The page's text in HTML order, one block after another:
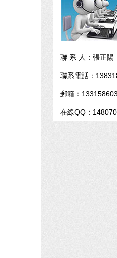
聯 系 人：張正陽
聯系電話：
郵箱：
在線QQ：